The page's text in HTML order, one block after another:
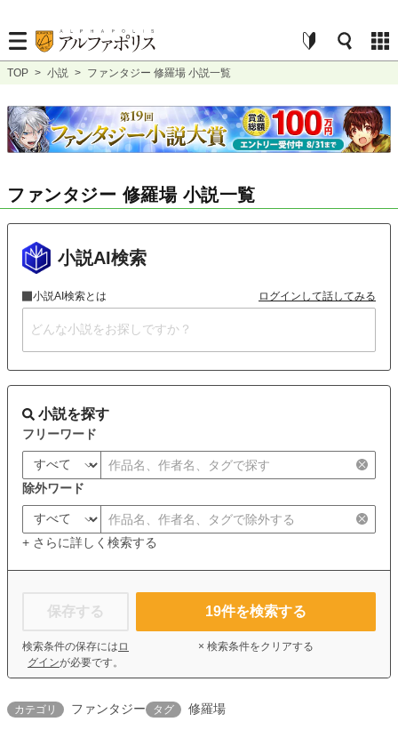
TOP > 小説 > ファンタジー 修羅場 小説一覧
ファンタジー 修羅場 小説一覧
小説AI検索
小説AI検索とは ログインして話してみる
小説を探す
フリーワード
除外ワード
+ さらに詳しく検索する
保存する
検索条件の保存には ロ
グインが必要です。
19件を検索する
× 検索条件をクリアする
カテゴリ ファンタジー タグ 修羅場